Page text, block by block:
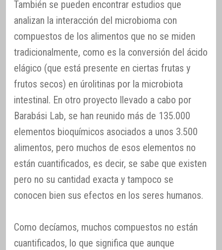
También se pueden encontrar estudios que
analizan la interacción del microbioma con
compuestos de los alimentos que no se miden
tradicionalmente, como es la conversión del ácido
elágico (que está presente en ciertas frutas y
frutos secos) en úrolitinas por la microbiota
intestinal. En otro proyecto llevado a cabo por
Barabási Lab, se han reunido más de 135.000
elementos bioquímicos asociados a unos 3.500
alimentos, pero muchos de esos elementos no
están cuantificados, es decir, se sabe que existen
pero no su cantidad exacta y tampoco se
conocen bien sus efectos en los seres humanos.
Como decíamos, muchos compuestos no están
cuantificados, lo que significa que aunque